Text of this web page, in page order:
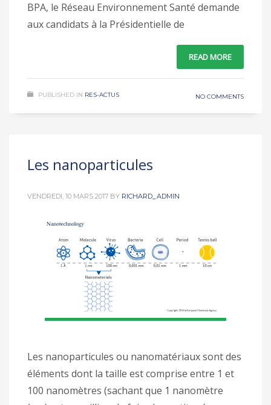
BPA, le Réseau Environnement Santé demande
aux candidats à la Présidentielle de
READ MORE
PUBLISHED IN RES-ACTUS NO COMMENTS
Les nanoparticules
VENDREDI, 10 MARS 2017 BY RICHARD_ADMIN
Les nanoparticules ou nanomatériaux sont des
éléments dont la taille est comprise entre 1 et
100 nanomètres (sachant que 1 nanomètre